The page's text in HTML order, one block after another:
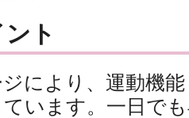
ト
により、運動機
います。一日で